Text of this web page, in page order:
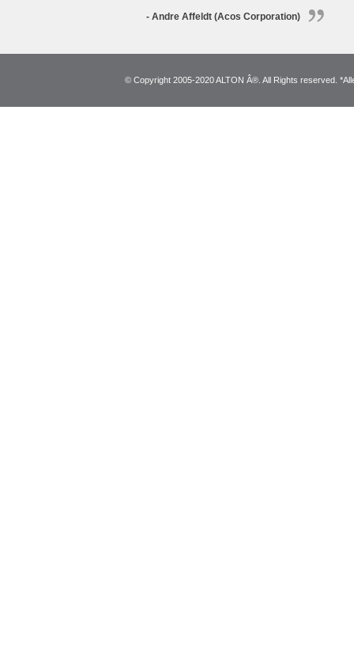
- Andre Affeldt (Acos Corporation)
© Copyright 2005-2020 ALTON Â®. All Rights reserved.